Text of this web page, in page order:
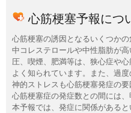
心筋梗塞予報につ
心筋梗塞の誘因となるいくつか
中コレステロールや中性脂肪が
圧、喫煙、肥満等は、狭心症や
よく知られています。また、過
神的ストレスも心筋梗塞発症の
心筋梗塞症の発症数との間には
本予報では、発症に関係がある